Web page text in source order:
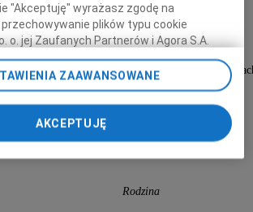
Msza święta żałobna odprawiona zostanie
12 listopada 2024 roku o godzinie 12:00
w kościele św. Boromeusza na Starych
O czym zawiadamia
Rodzina
"Akceptuję" wyrażasz zgodę na
plików typu cookie
o. jej Zaufanych Partnerów i Agora S.A.
końcowym. Możesz też w każdej
preferencje dot. plików cookie,
narzędzie do zarządzania Twoimi
przetwarzania danych poprzez
prywatności” w stopce serwisu i
„Ustawienia zaawansowane”.
ZAAWANSOWANE
AKCEPTUJĘ